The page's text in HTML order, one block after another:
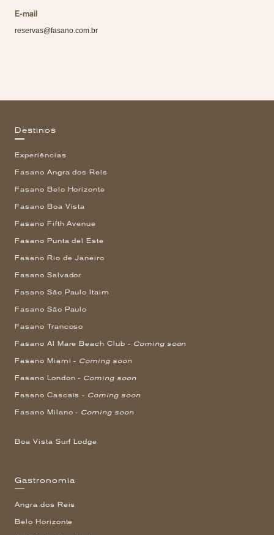
E-mail
reservas@fasano.com.br
Destinos
Experiências
Fasano Angra dos Reis
Fasano Belo Horizonte
Fasano Boa Vista
Fasano Fifth Avenue
Fasano Punta del Este
Fasano Rio de Janeiro
Fasano Salvador
Fasano São Paulo Itaim
Fasano São Paulo
Fasano Trancoso
Fasano Al Mare Beach Club - Coming soon
Fasano Miami - Coming soon
Fasano London - Coming soon
Fasano Cascais - Coming soon
Fasano Milano - Coming soon
Boa Vista Surf Lodge
Gastronomia
Angra dos Reis
Belo Horizonte